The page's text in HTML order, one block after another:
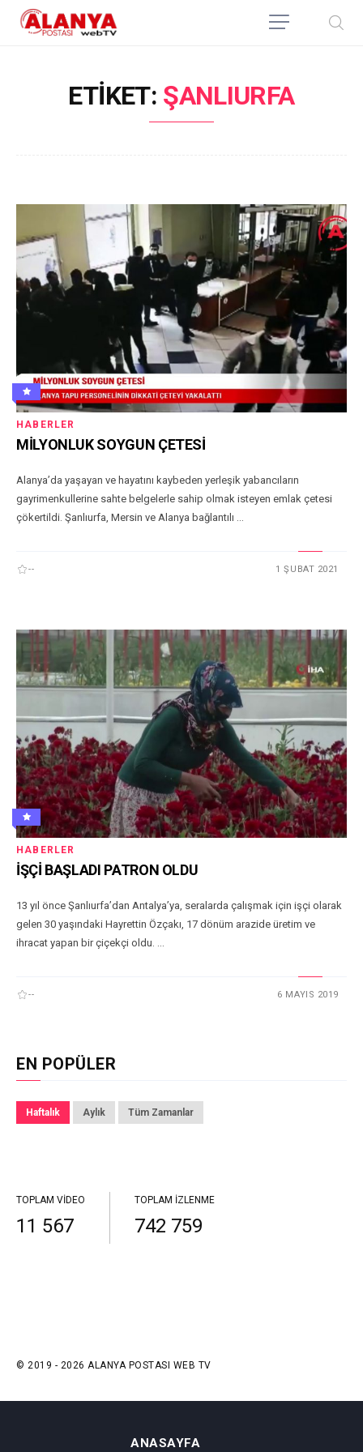
ETIKET: ŞANLIURFA
HABERLER
MİLYONLUK SOYGUN ÇETESİ
Alanya’da yaşayan ve hayatını kaybeden yerleşik yabancıların
gayrimenkullerine sahte belgelerle sahip olmak isteyen emlak çetesi
çökertildi. Şanlıurfa, Mersin ve Alanya bağlantılı ...
-- 1 ŞUBAT 2021
HABERLER
İŞÇİ BAŞLADI PATRON OLDU
13 yıl önce Şanlıurfa’dan Antalya’ya, seralarda çalışmak için işçi olarak
gelen 30 yaşındaki Hayrettin Özçakı, 17 dönüm arazide üretim ve
ihracat yapan bir çiçekçi oldu. ...
-- 6 MAYIS 2019
EN POPÜLER
Haftalık Aylık Tüm Zamanlar
TOPLAM VIDEO
11 567
TOPLAM İZLENME
742 759
© 2019 - 2026 ALANYA POSTASI WEB TV
ANASAYFA